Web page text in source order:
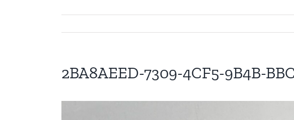
2BA8AEED-7309-4CF5-9B4B-